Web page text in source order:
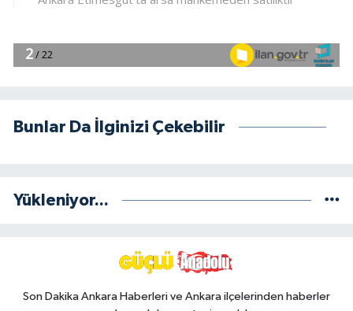
Bunlar Da İlginizi Çekebilir
Yükleniyor...
Son Dakika Ankara Haberleri ve Ankara ilçelerinden haberler